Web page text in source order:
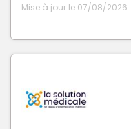
Mise à jour le 07/08/2026